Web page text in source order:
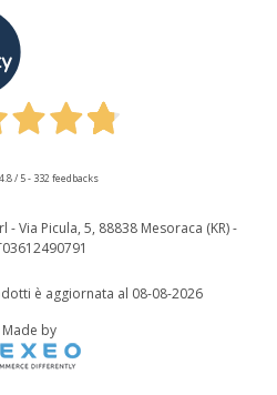
- Via Picula, 5, 88838 Mesoraca (KR) -
è aggiornata al 08-08-2026
4.8/ 5- 332 feedbacks
Made by